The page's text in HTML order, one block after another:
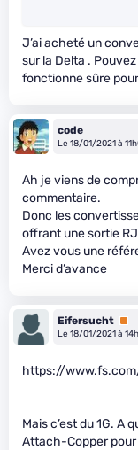
J’ai acheté un
sur la Delta .
fonctionne sûre
code
Le 18/01/2021 à
Ah je viens de
commentaire.
Donc les
offrant une sortie
Avez vous une
Merci d’avance
Eifersucht
Le 18/01/2021 à
https://
Mais c’est du 1G. A
Attach-Copper pour